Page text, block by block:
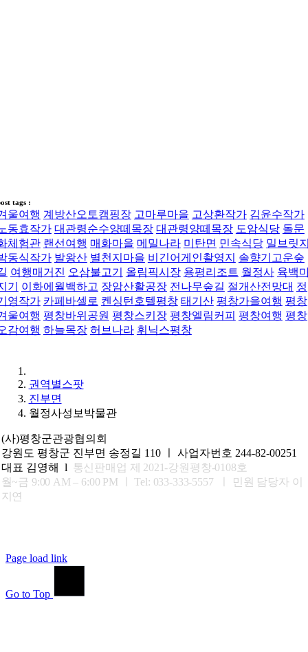
tags :
울여행 계방산오토캠핑장 고마루마을 고상환작가 김윤수작가
동효작가 대관령순수양떼목장 대관령양떼목장 도암식당 돌문
체험관 랜선여행 매화마을 메밀나라 미탄면 민속식당 밀브릿
동식작가 발왕산 별천지마을 비긴어게인촬영지
솔향기고운숲
여행매거진 오삼불고기 올림픽시장 용평리조트 월정사 육백
기
이화에월백하고 장암산활공장 전나무숲길 절개산전망대 정
영작가 카페바셀로 켄싱턴호텔평창 태기산 평창가을여행 평창
울여행 평창바위공원 평창스키장 평창엘림커피 평창여행 평창
감여행 하늘목장 허브나라 휘닉스평창
권역별스팟
진부면
월정사성보박물관
(사)평창군관광협의회
강원도 평창군 진부면 송정길 110 ㅣ 사업자번호 244-82-00251
대표 김영해 l 통신판매업 제 2021-강원평창-0108호
월~금 9:00 AM – 6:00 PM ㅣTel: 033-333-5557 ㅣ 민원 담당자 이
지연
Page load link
Go to Top